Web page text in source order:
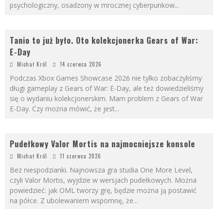
psychologiczny, osadzony w mrocznej cyberpunkow...
Tanio to już było. Oto kolekcjonerka Gears of War:
E-Day
Michał Król 14 czerwca 2026
Podczas Xbox Games Showcase 2026 nie tylko zobaczyliśmy
długi gameplay z Gears of War: E-Day, ale też dowiedzieliśmy
się o wydaniu kolekcjonerskim. Mam problem z Gears of War
E-Day. Czy można mówić, że jest...
Pudełkowy Valor Mortis na najmocniejsze konsole
Michał Król 11 czerwca 2026
Bez niespodzianki. Najnowsza gra studia One More Level,
czyli Valor Mortis, wyjdzie w wersjach pudełkowych. Można
powiedzieć: jak OML tworzy grę, będzie można ją postawić
na półce. Z ubolewaniem wspomnę, że...